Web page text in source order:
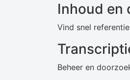
Inhoud en
Vind snel
Beheer en